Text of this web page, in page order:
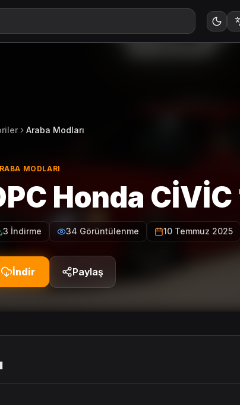
Araba Modları
MODLARI
Honda CİVİC
3 İndirme 34 Görüntülenme 10 Temmuz 2025
İndir Paylaş